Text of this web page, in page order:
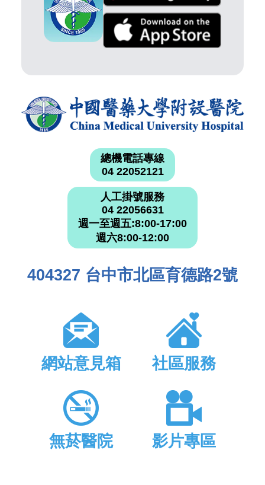
總機電話專線
04 22052121
人工掛號服務
04 22056631
週一至週五:8:00-17:00
週六8:00-12:00
404327 台中市北區育德路2號
網站意見箱 社區服務
無菸醫院 影片專區